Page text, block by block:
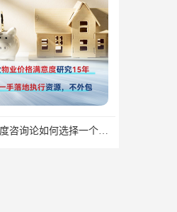
深圳满意度咨询论如何选择一个好的物业满意度公司